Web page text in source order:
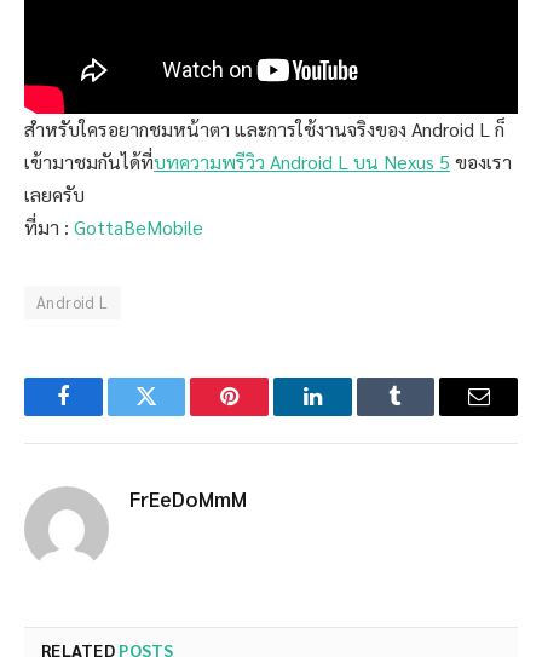
สำหรับใครอยากชมหน้าตา และการใช้งานจริงของ Android L ก็
เข้ามาชมกันได้ที่บทความพรีวิว Android L บน Nexus 5 ของเรา
เลยครับ
ที่มา : GottaBeMobile
Android L
FacebookTwitter Pinterest LinkedInTumblr Email
FrEeDoMmM
RELATED POSTS